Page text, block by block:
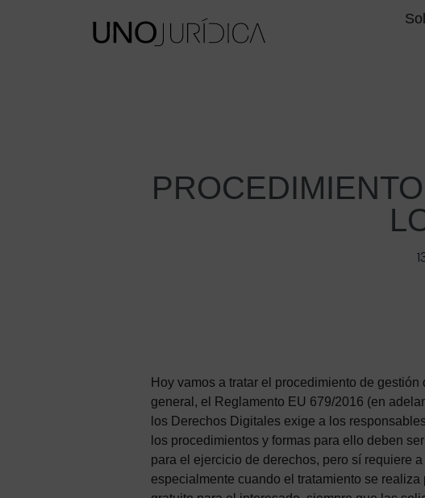
Hoy vamos a tratar el procedimiento de
general, el Reglamento EU 679/2016 (en
los Derechos Digitales exige a los
los procedimientos y formas para ello deben
para el ejercicio de derechos, pero sí requiere
especialmente cuando el tratamiento se